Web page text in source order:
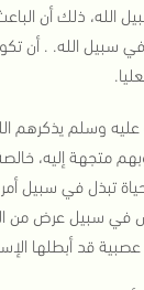
الله، ذلك أن
سبيل الله. . أن
وسلم يذكرهم
متجهة إليه،
تبذل في سبيل أمر
في سبيل عرض من
عصبية قد أبطلها